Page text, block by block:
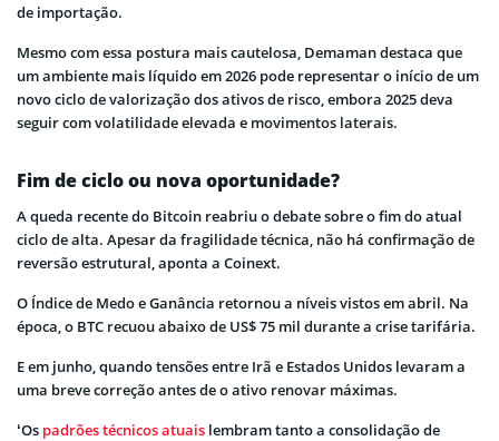
de importação.
Mesmo com essa postura mais cautelosa, Demaman destaca que
um ambiente mais líquido em 2026 pode representar o início de um
novo ciclo de valorização dos ativos de risco, embora 2025 deva
seguir com volatilidade elevada e movimentos laterais.
Fim de ciclo ou nova oportunidade?
A queda recente do Bitcoin reabriu o debate sobre o fim do atual
ciclo de alta. Apesar da fragilidade técnica, não há confirmação de
reversão estrutural, aponta a Coinext.
O Índice de Medo e Ganância retornou a níveis vistos em abril. Na
época, o BTC recuou abaixo de US$ 75 mil durante a crise tarifária.
E em junho, quando tensões entre Irã e Estados Unidos levaram a
uma breve correção antes de o ativo renovar máximas.
‘Os padrões técnicos atuais lembram tanto a consolidação de